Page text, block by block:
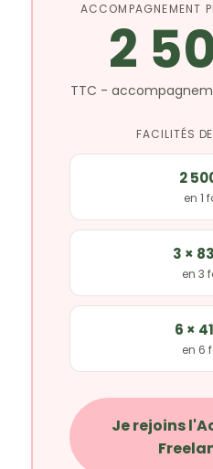
ACCOMPAGNEMENT
2
TTC -
FACILITÉS
2
en 1
3 ×
en 3
6 ×
en 6
Je rejoins